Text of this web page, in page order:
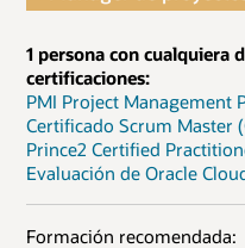
1 persona con cualquiera
certificaciones:
PMI Project Management
Certificado Scrum Master
Prince2 Certified
Evaluación de Oracle
Formación recomendada: